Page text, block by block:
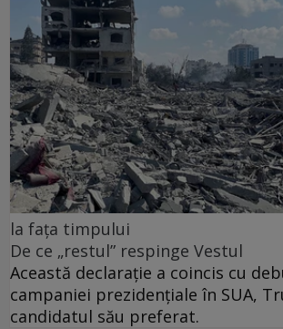
la fața timpului
De ce „restul” respinge Vestul
Această declarație a coincis cu
campaniei prezidențiale în SUA,
candidatul său preferat.